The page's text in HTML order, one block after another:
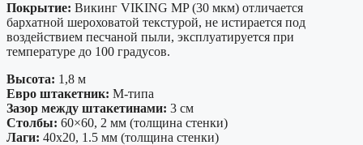
Покрытие: Викинг VIKING MP (30 мкм) отличается
бархатной шероховатой текстурой, не истирается под
воздействием песчаной пыли, эксплуатируется при
температуре до 100 градусов.
Высота: 1,8 м
Евро штакетник: М-типа
Зазор между штакетинами: 3 см
Столбы: 60×60, 2 мм (толщина стенки)
Лаги: 40х20, 1.5 мм (толщина стенки)